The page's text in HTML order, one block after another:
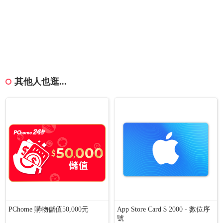
其他人也逛...
PChome 購物儲值50,000元
App Store Card $ 2000 - 數位序
號